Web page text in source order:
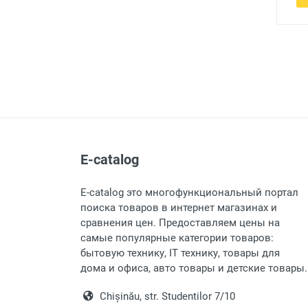
E-catalog
E-catalog это многофункциональный портал
поиска товаров в интернет магазинах и
сравнения цен. Предоставляем цены на
самые популярные категории товаров:
бытовую технику, IT технику, товары для
дома и офиса, авто товары и детские товары.
Chișinău, str. Studentilor 7/10